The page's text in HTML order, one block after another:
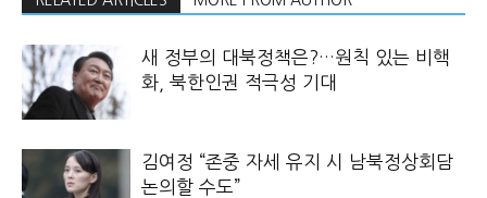
새 정부의 대북정책은?…원칙 있는 비핵
화, 북한인권 적극성 기대
김여정 “존중 자세 유지 시 남북정상회담
논의할 수도”